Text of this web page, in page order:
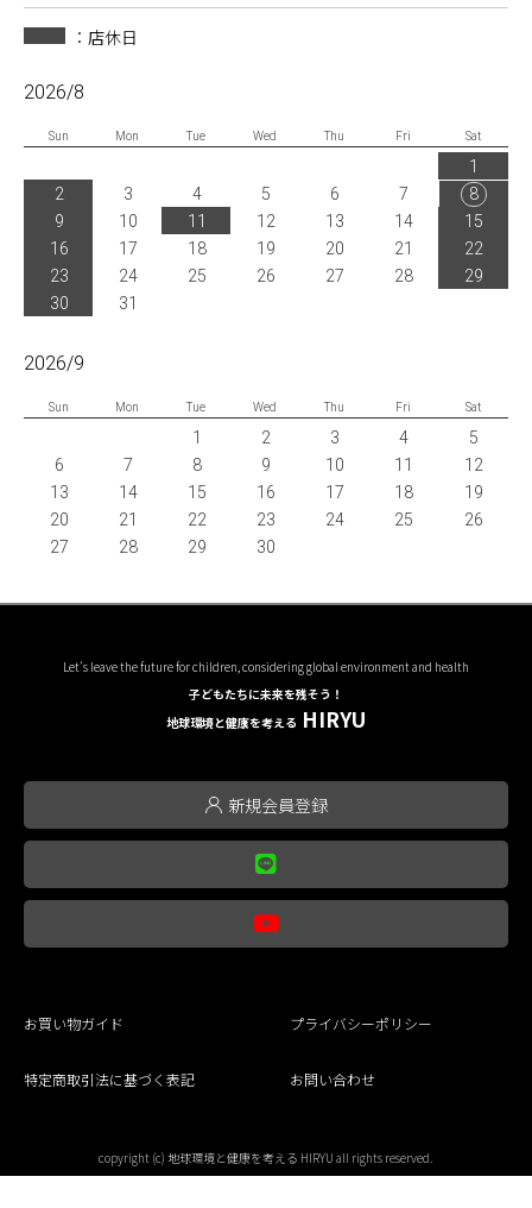
：店休日
2026/8
Sun Mon Tue Wed Thu Fri Sat
1
2
3 4 5 6 7
8
9
10 11 12 13 14
15
16
17 18 19 20 21
22
23
24 25 26 27 28
29
30
31
2026/9
Sun Mon Tue Wed Thu Fri Sat
1 2 3 4
5
6
7 8 9 10 11
12
13
14 15 16 17 18
19
20
21 22 23 24 25
26
27
28 29 30
Let's leave the future for children, considering global environment and health
子どもたちに未来を残そう！
地球環境と健康を考える HIRYU
新規会員登録
お買い物ガイド プライバシーポリシー
特定商取引法に基づく表記 お問い合わせ
copyright (c) 地球環境と健康を考える HIRYU all rights reserved.